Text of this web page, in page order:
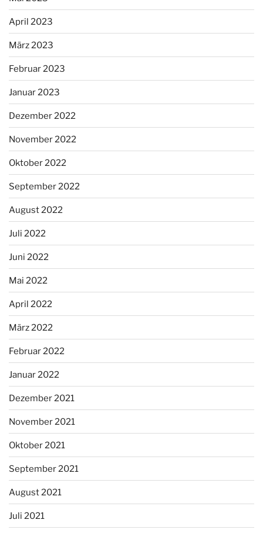
April 2023
März 2023
Februar 2023
Januar 2023
Dezember 2022
November 2022
Oktober 2022
September 2022
August 2022
Juli 2022
Juni 2022
Mai 2022
April 2022
März 2022
Februar 2022
Januar 2022
Dezember 2021
November 2021
Oktober 2021
September 2021
August 2021
Juli 2021